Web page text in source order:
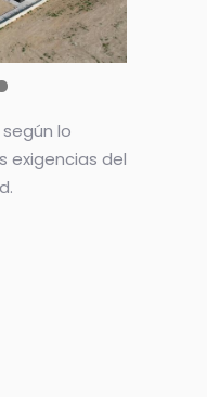
lo
exigencias del